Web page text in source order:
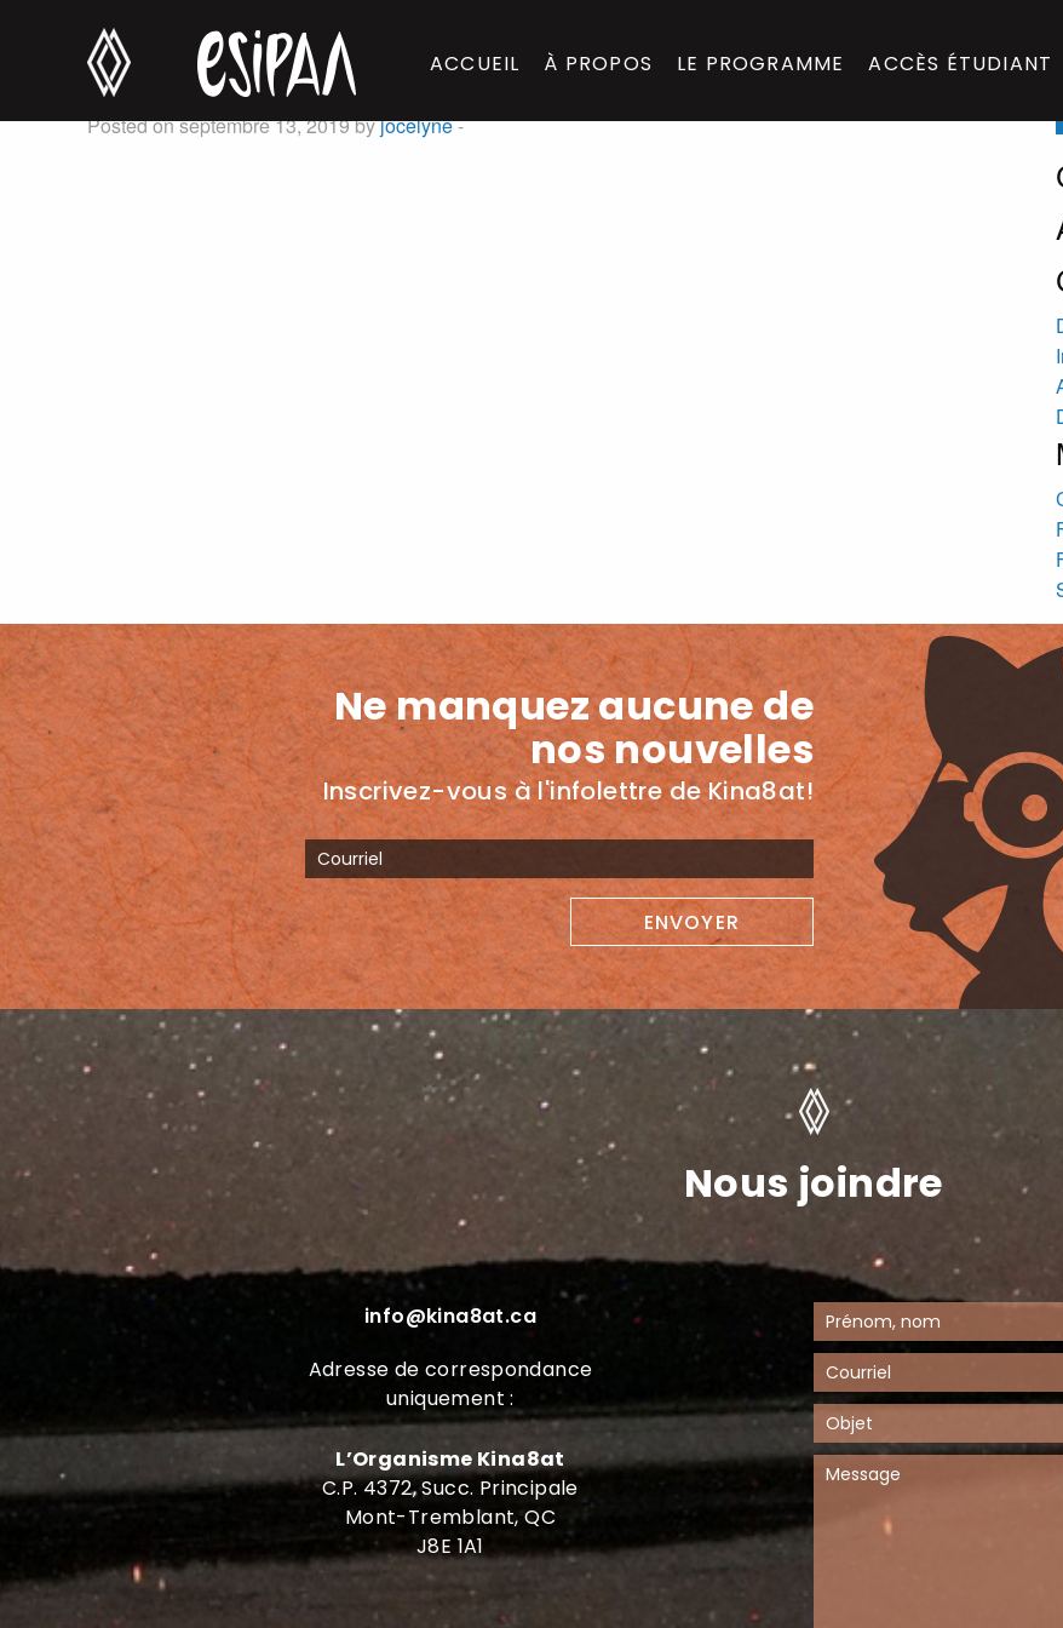
ACCUEIL À PROPOS LE PROGRAMME ACCÈS ÉTUDIANT
Francis Lovett
Posted on septembre 13, 2019 byjocelyne-
Ne manquez aucune de
nos nouvelles
Inscrivez-vous à l'infolettre de Kina8at!
Nous joindre
info@kina8at.ca
Adresse de correspondance
uniquement :
L’Organisme Kina8at
C.P. 4372, Succ. Principale
Mont-Tremblant, QC
J8E 1A1